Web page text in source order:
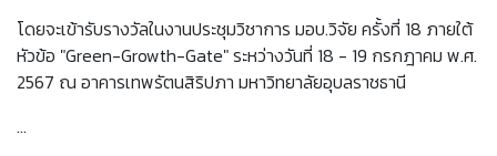
โดยจะเข้ารับรางวัลในงานประชุมวิชาการ มอบ.วิจัย ครั้งที่ 18 ภายใต้
หัวข้อ "Green-Growth-Gate" ระหว่างวันที่ 18 - 19 กรกฎาคม พ.ศ.
2567 ณ อาคารเทพรัตนสิริปภา มหาวิทยาลัยอุบลราชธานี
…